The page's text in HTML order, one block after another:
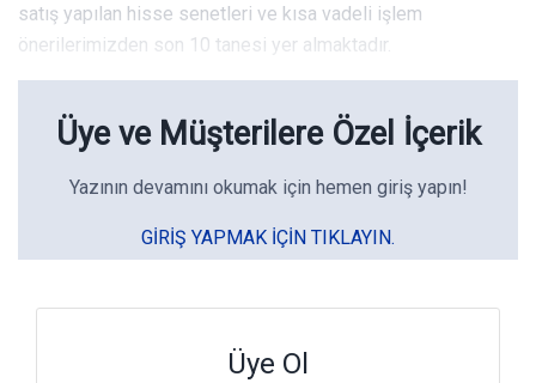
satış yapılan hisse senetleri ve kısa vadeli işlem
önerilerimizden son 10 tanesi yer almaktadır.
Üye ve Müşterilere Özel İçerik
Yazının devamını okumak için hemen giriş yapın!
GIRIŞ YAPMAK IÇIN TIKLAYIN.
Üye Ol